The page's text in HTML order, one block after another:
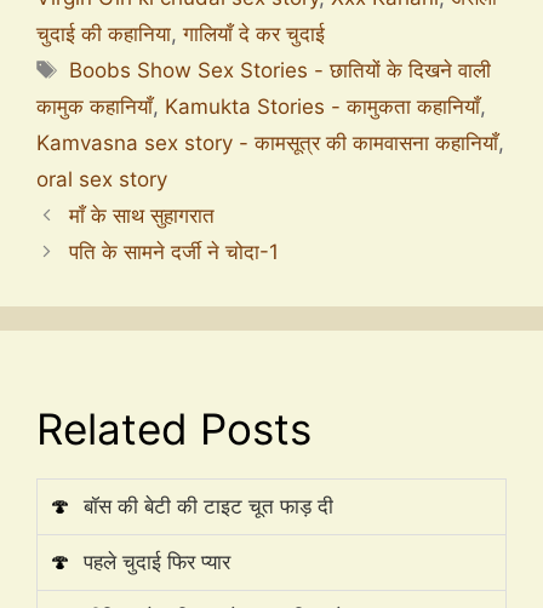
चुदाई की कहानिया,गालियाँ दे कर चुदाई
Boobs Show Sex Stories - छातियों के दिखने वाली
कामुक कहानियाँ, Kamukta Stories - कामुकता कहानियाँ,
Kamvasna sex story - कामसूत्र की कामवासना कहानियाँ,
oral sex story
माँ के साथ सुहागरात
पति के सामने दर्जी ने चोदा-1
Related Posts
🍄 बॉस की बेटी की टाइट चूत फाड़ दी
🍄 पहले चुदाई फिर प्यार